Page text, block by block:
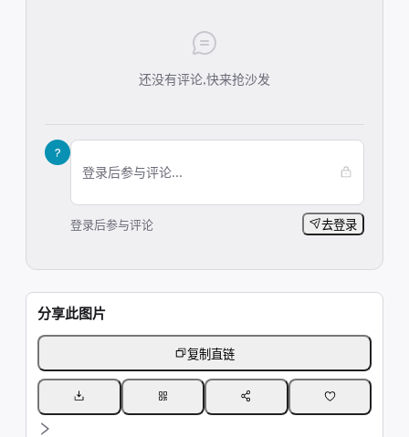
还没有评论,快来抢沙发
?
登录后参与评论...
登录后参与评论 去登录
分享此图片
复制直链